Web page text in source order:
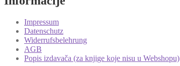
Impressum
Datenschutz
Widerrufsbelehrung
AGB
Popis izdavača (za knjige koje nisu u Webshopu)